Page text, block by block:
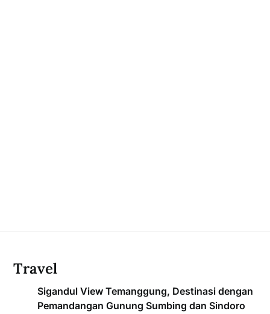
Travel
Sigandul View Temanggung, Destinasi dengan
Pemandangan Gunung Sumbing dan Sindoro